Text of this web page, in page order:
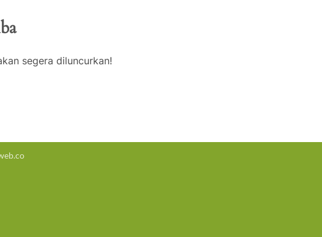
segera diluncurkan!